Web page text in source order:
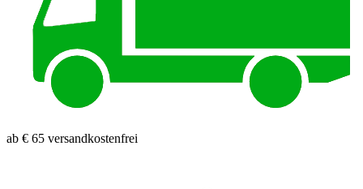
ab € 65 versandkostenfrei